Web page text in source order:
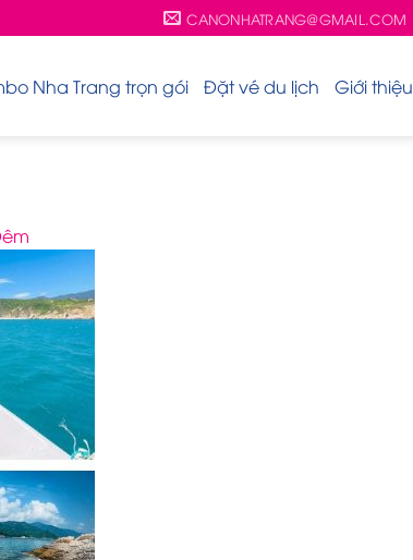
CANONHATRANG@GMAIL.COM
Nha Trang trọn gói Đặt vé du lịch Giới thiệu